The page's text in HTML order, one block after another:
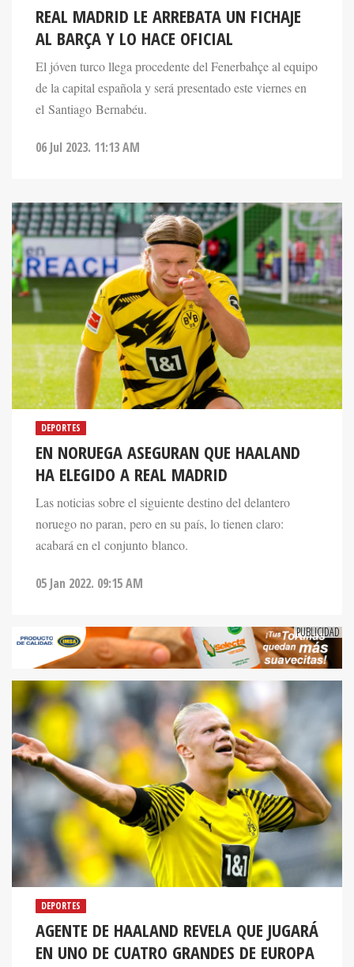
REAL MADRID LE ARREBATA UN FICHAJE
AL BARÇA Y LO HACE OFICIAL
El jóven turco llega procedente del Fenerbahçe al equipo
de la capital española y será presentado este viernes en
el Santiago Bernabéu.
06 Jul 2023. 11:13 AM
DEPORTES
EN NORUEGA ASEGURAN QUE HAALAND
HA ELEGIDO A REAL MADRID
Las noticias sobre el siguiente destino del delantero
noruego no paran, pero en su país, lo tienen claro:
acabará en el conjunto blanco.
05 Jan 2022. 09:15 AM
DEPORTES
AGENTE DE HAALAND REVELA QUE JUGARÁ
EN UNO DE CUATRO GRANDES DE EUROPA
Mino Raiola, agente del delantero noruego, afirmó que